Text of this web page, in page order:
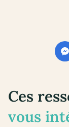
Ces
vous